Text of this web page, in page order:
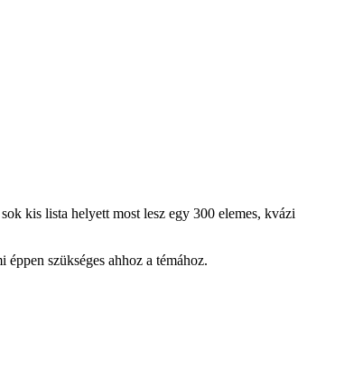
kis lista helyett most lesz egy 300 elemes, kvázi
szükséges ahhoz a témához.